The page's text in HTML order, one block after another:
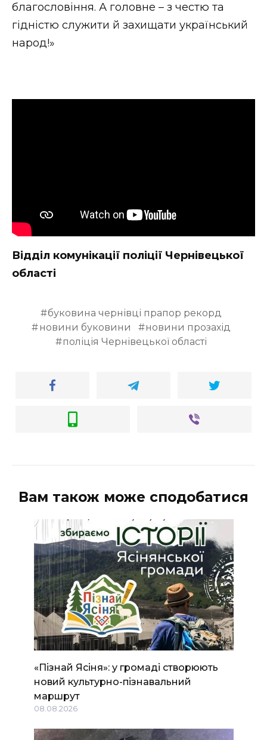
благословіння. А головне – з честю та
гідністю служити й захищати український
народ!»
Відділ комунікації поліції Чернівецької
області
буковина чернівці прапор рекорд
новини буковини
новини прозахід
поліція Чернівецької області
Вам також може сподобатися
«Пізнай Ясіня»: у громаді створюють
новий культурно-пізнавальний
маршрут
08.08.2026